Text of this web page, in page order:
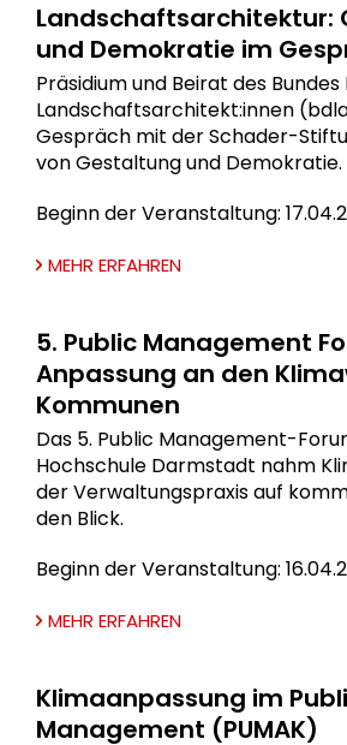
Landschaftsarchitektur:
und Demokratie im
Präsidium und Beirat des
Landschaftsarchitekt:innen
Gespräch mit der Schader-
von Gestaltung und Demokratie.
Beginn der Veranstaltung:
MEHR ERFAHREN
5. Public Management
Anpassung an den
Kommunen
Das 5. Public Management-
Hochschule Darmstadt nahm
der Verwaltungspraxis auf
den Blick.
Beginn der Veranstaltung:
MEHR ERFAHREN
Klimaanpassung im
Management (PUMAK)